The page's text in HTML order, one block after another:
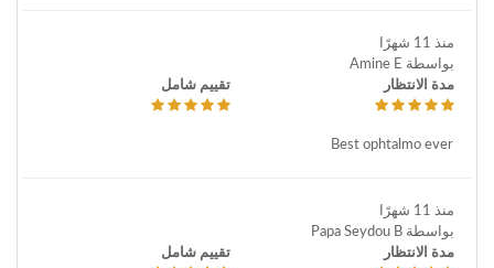
منذ 11 شهرًا
بواسطة Amine E
مدة الانتظار
تقييم شامل
Best ophtalmo ever
منذ 11 شهرًا
بواسطة Papa Seydou B
مدة الانتظار
تقييم شامل